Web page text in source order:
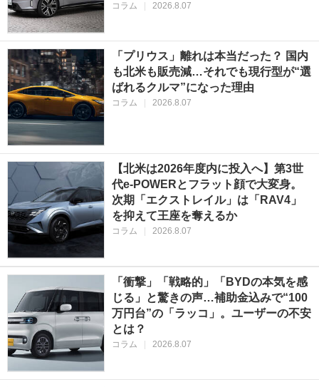
コラム 2026.8.07
「プリウス」離れは本当だった？ 国内
も北米も販売減…それでも現行型が“選
ばれるクルマ”になった理由
コラム 2026.8.07
【北米は2026年度内に投入へ】第3世
代e-POWERとフラット顔で大変身。
次期「エクストレイル」は「RAV4」
を抑えて王座を奪えるか
コラム 2026.8.07
「衝撃」「戦略的」「BYDの本気を感
じる」と驚きの声…補助金込みで“100
万円台”の「ラッコ」。ユーザーの不安
とは？
コラム 2026.8.07